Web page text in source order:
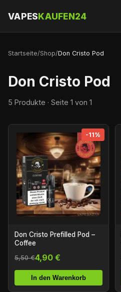
VAPESKAUFEN24
Startseite/Shop/Don Cristo Pod
Don Cristo Pod
5 Produkte · Seite 1 von 1
-11%
Don Cristo Prefilled Pod –
Coffee
5,50 €4,90 €
In den Warenkorb